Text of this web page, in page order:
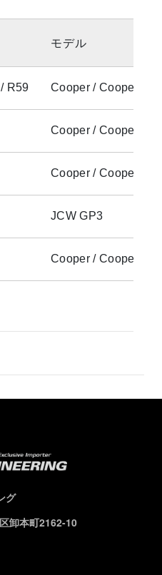
モデル
R59 Cooper / Cooper S /
Cooper / Cooper S /
Cooper / Cooper S /
JCW GP3
Cooper / Cooper S /
グ
卸本町2162-10